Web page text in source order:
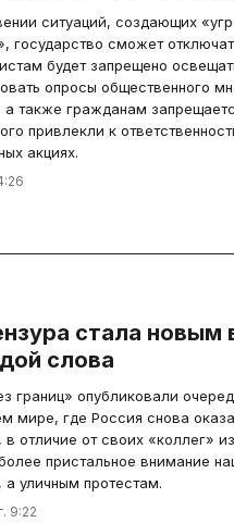
ситуаций, создающих
государство сможет
будет запрещено
опросы общественного
а также гражданам
привлекли к
акциях.
стала
слова
границ» опубликовали
мире, где Россия снова
в отличие от своих «коллег»
пристальное внимание
а уличным протестам.
9:22